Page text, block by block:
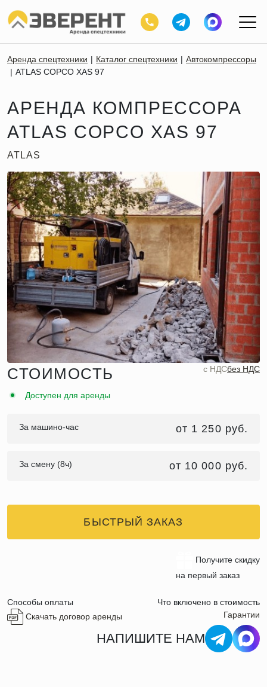
Аренда спецтехники Каталог спецтехники
Автокомпрессоры
ATLAS COPCO XAS 97
АРЕНДА КОМПРЕССОРА
ATLAS COPCO XAS 97
ATLAS
СТОИМОСТЬ c НДСбез НДС
Доступен для аренды
За машино-час от 1 250 руб.
За смену (8ч) от 10 000 руб.
БЫСТРЫЙ ЗАКАЗ
Получите скидку
на первый заказ
Способы оплаты
Что включено в стоимость
Скачать договор аренды
Гарантии
НАПИШИТЕ НАМ